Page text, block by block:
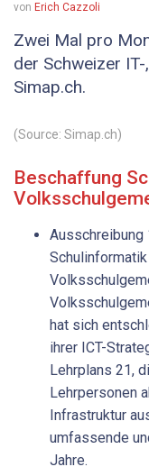
von Erich Cazzoli
Zwei Mal pro
der Schweizer
Simap.ch.
(Source: Simap.ch)
Beschaffung
Ausschreibung
hat sich
ihrer ICT-
Lehrplans 21,
Lehrpersonen
Infrastruktur
umfassende
Jahre.